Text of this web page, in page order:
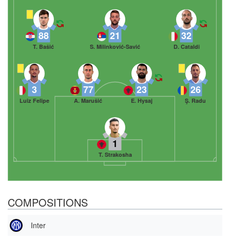
1
T. Strakosha
3
Luiz Felipe
77
A. Marušić
23
E. Hysaj
26
Ş. Radu
88
T. Bašić
21
S. Milinković-Savić
32
D. Cataldi
COMPOSITIONS
Inter